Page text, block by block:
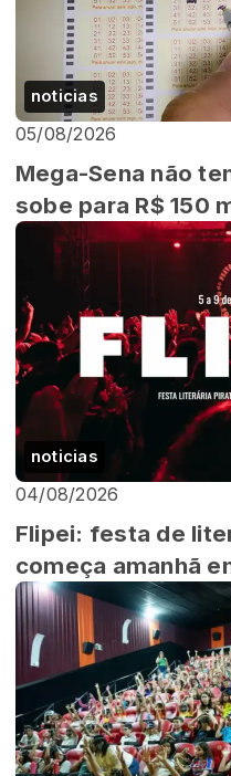
noticias
05/08/2026
Mega-Sena não
sobe para R$ 150
noticias
04/08/2026
Flipei: festa de
começa amanhã